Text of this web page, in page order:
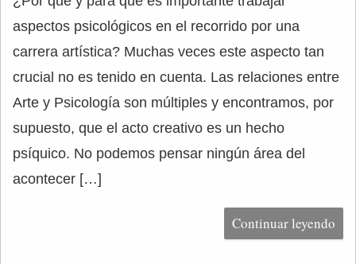
aspectos psicológicos en el recorrido por una
carrera artística? Muchas veces este aspecto tan
crucial no es tenido en cuenta. Las relaciones entre
Arte y Psicología son múltiples y encontramos, por
supuesto, que el acto creativo es un hecho
psíquico. No podemos pensar ningún área del
acontecer […]
Continuar leyendo